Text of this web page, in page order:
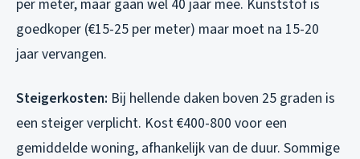
per meter, maar gaan wel 40 jaar mee. Kunststof is
goedkoper (€15-25 per meter) maar moet na 15-20
jaar vervangen.
Steigerkosten: Bij hellende daken boven 25 graden is
een steiger verplicht. Kost €400-800 voor een
gemiddelde woning, afhankelijk van de duur. Sommige